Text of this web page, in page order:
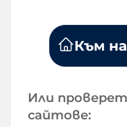
Към
Или
сайтове: